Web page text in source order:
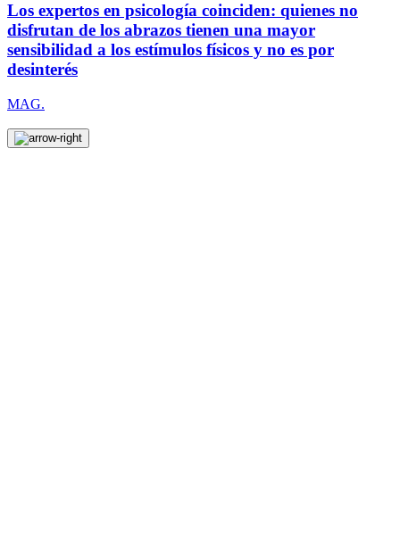
Los expertos en psicología coinciden: quienes no
disfrutan de los abrazos tienen una mayor
sensibilidad a los estímulos físicos y no es por
desinterés
MAG.